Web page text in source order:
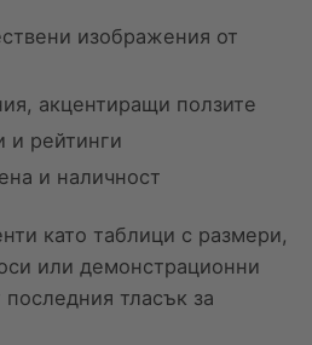
изображения от
акцентиращи ползите
и рейтинги
и наличност
като таблици с размери,
или демонстрационни
тласък за